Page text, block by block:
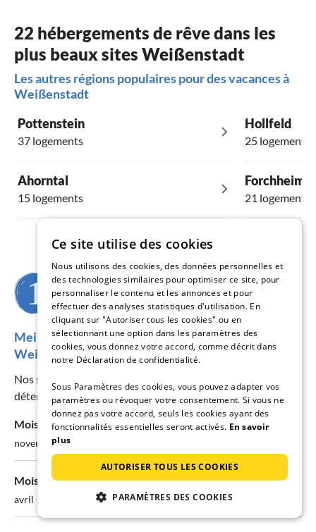
22 hébergements de rêve dans les
plus beaux sites Weißenstadt
Les autres régions populaires pour des vacances à
Weißenstadt
Pottenstein
37 logements
Ahorntal
15 logements
Hollfeld
25 logements
Forchheim
21 logements
Quand souhaitez-vous partir ?
Meilleure période pour visiter la région
Weißenstadt
Nos statistiques de prix et de disponibilité vous aident à
déterminer la meilleure période pour votre séjour.
Mois le moins cher:
novembre - Ø 82€/nuit
Mois le plus cher:
avril - Ø 93€/nuit
Ce site utilise des cookies
Nous utilisons des cookies, des données personnelles et
des technologies similaires pour optimiser ce site, pour
personnaliser le contenu et les annonces et pour
effectuer des analyses statistiques d'utilisation. En
cliquant sur "Autoriser tous les cookies" ou en
sélectionnant une option dans les paramètres des
cookies, vous donnez votre accord, comme décrit dans
notre Déclaration de confidentialité.
Sous Paramètres des cookies, vous pouvez adapter vos
paramètres ou révoquer votre consentement. Si vous ne
donnez pas votre accord, seuls les cookies ayant des
fonctionnalités essentielles seront activés. En savoir
plus
AUTORISER TOUS LES COOKIES
PARAMÈTRES DES COOKIES